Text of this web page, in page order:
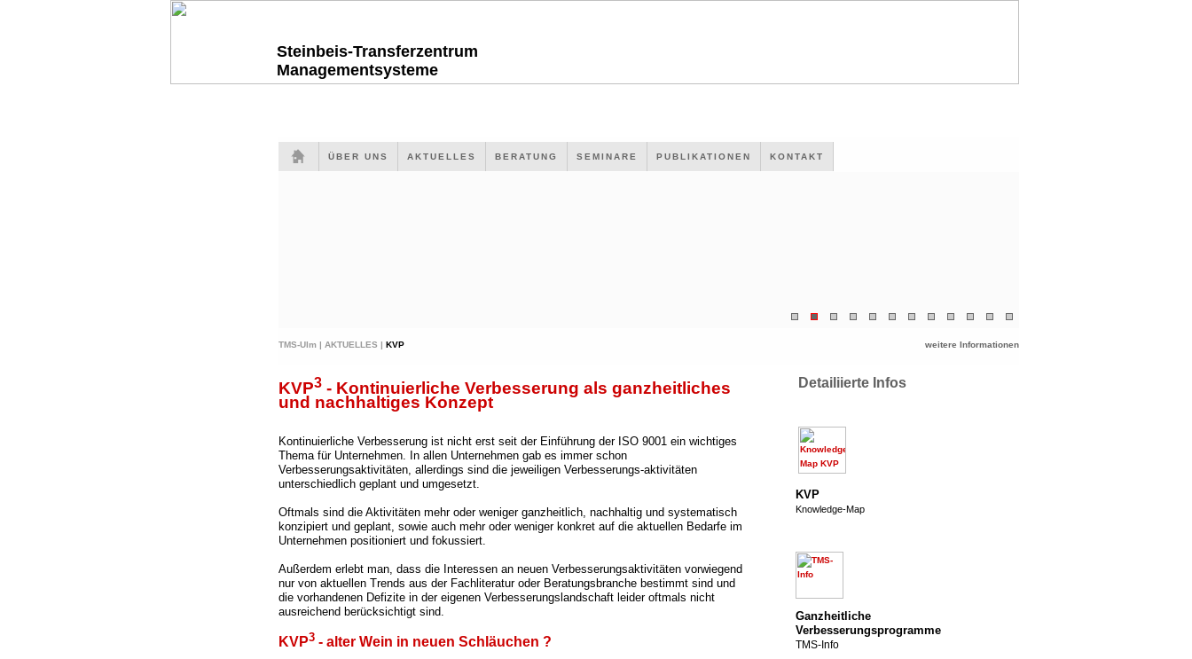
Steinbeis-Transferzentrum
Managementsysteme
ÜBER UNS AKTUELLES BERATUNG SEMINARE PUBLIKATIONEN KONTAKT
TMS-Ulm | AKTUELLES | KVP weitere Informationen
KVP3 - Kontinuierliche Verbesserung als ganzheitliches
und nachhaltiges Konzept
Kontinuierliche Verbesserung ist nicht erst seit der Einführung der ISO 9001 ein wichtiges
Thema für Unternehmen. In allen Unternehmen gab es immer schon
Verbesserungsaktivitäten, allerdings sind die jeweiligen Verbesserungs-aktivitäten
unterschiedlich geplant und umgesetzt.
Oftmals sind die Aktivitäten mehr oder weniger ganzheitlich, nachhaltig und systematisch
konzipiert und geplant, sowie auch mehr oder weniger konkret auf die aktuellen Bedarfe im
Unternehmen positioniert und fokussiert.
Außerdem erlebt man, dass die Interessen an neuen Verbesserungsaktivitäten vorwiegend
nur von aktuellen Trends aus der Fachliteratur oder Beratungsbranche bestimmt sind und
die vorhandenen Defizite in der eigenen Verbesserungslandschaft leider oftmals nicht
ausreichend berücksichtigt sind.
KVP3 - alter Wein in neuen Schläuchen ?
Detailiierte Infos
KVP
Knowledge-Map
Ganzheitliche
Verbesserungsprogramme
TMS-Info